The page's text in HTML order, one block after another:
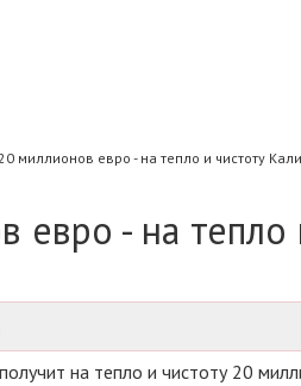
миллионов евро - на тепло и чистоту
евро - на тепло
на тепло и чистоту 20